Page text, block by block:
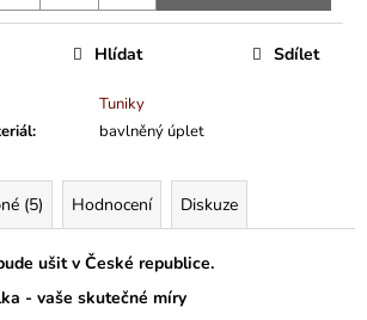
Tuniky
: bavlněný úplet
Hlídat Sdílet
(5) Hodnocení Diskuze
ušit v České republice.
- vaše skutečné míry